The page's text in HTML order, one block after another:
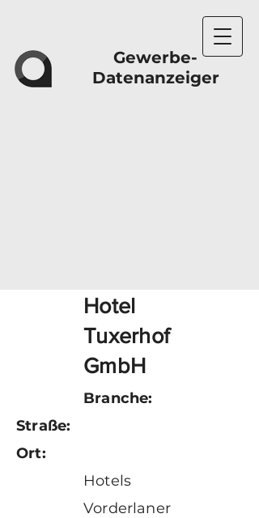
Gewerbe-
Datenanzeiger
Hotel
Tuxerhof
GmbH
Branche:
Straße:
Ort:
Hotels
Vorderlaner